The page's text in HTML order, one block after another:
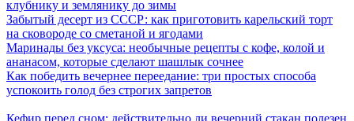
клубнику и землянику до зимы
Забытый десерт из СССР: как приготовить карельский торт
на сковороде со сметаной и ягодами
Маринады без уксуса: необычные рецепты с кофе, колой и
ананасом, которые сделают шашлык сочнее
Как победить вечернее переедание: три простых способа
успокоить голод без строгих запретов
Кефир перед сном: действительно ли вечерний стакан полезен